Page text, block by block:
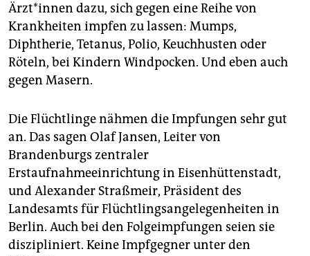
Ärzt*innen dazu, sich gegen eine Reihe von
Krankheiten impfen zu lassen: Mumps,
Diphtherie, Tetanus, Polio, Keuchhusten oder
Röteln, bei Kindern Windpocken. Und eben auch
gegen Masern.
Die Flüchtlinge nähmen die Impfungen sehr gut
an. Das sagen Olaf Jansen, Leiter von
Brandenburgs zentraler
Erstaufnahmeeinrichtung in Eisenhüttenstadt,
und Alexander Straßmeir, Präsident des
Landesamts für Flüchtlingsangelegenheiten in
Berlin. Auch bei den Folgeimpfungen seien sie
diszipliniert. Keine Impfgegner unter den